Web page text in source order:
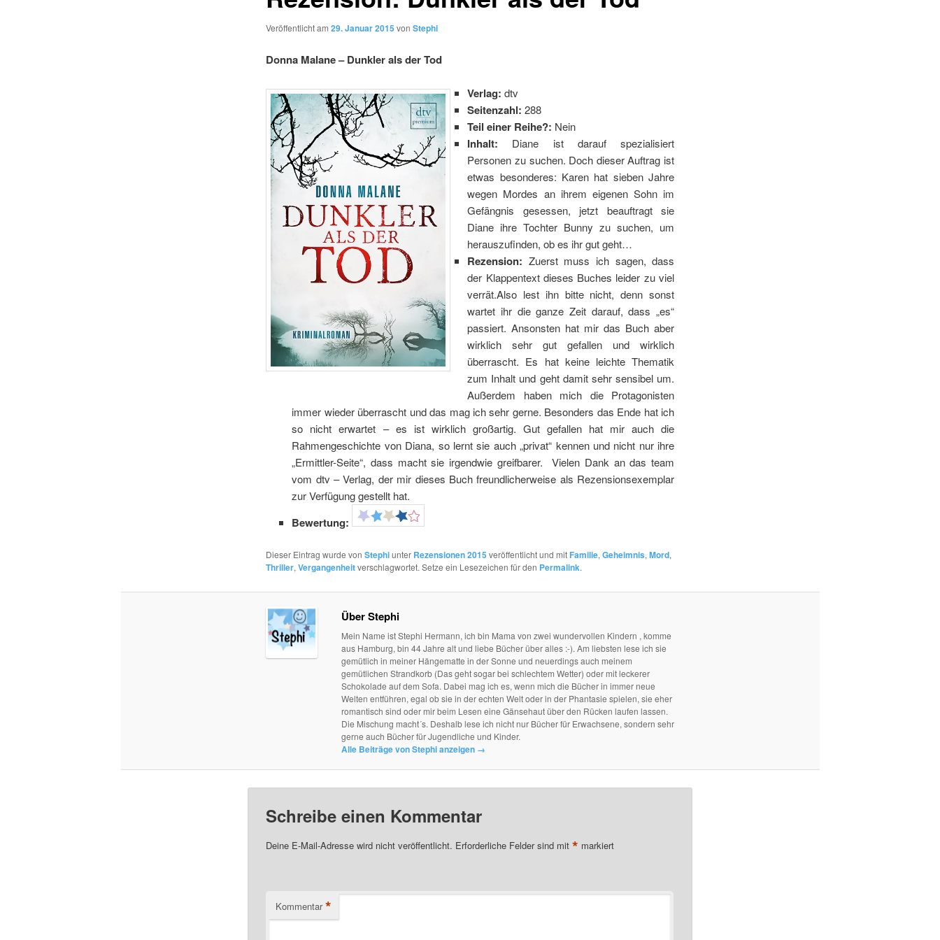
Veröffentlicht am 29. Januar 2015 von Stephi
Donna Malane – Dunkler als der Tod
Verlag:dtv
Seitenzahl:288
Teil einer Reihe?: Nein
Inhalt: Diane ist darauf spezialisiert
Personen zu suchen. Doch dieser Auftrag ist
etwas besonderes: Karen hat sieben Jahre
wegen Mordes an ihrem eigenen Sohn im
Gefängnis gesessen, jetzt beauftragt sie
Diane ihre Tochter Bunny zu suchen, um
herauszufinden, ob es ihr gut geht…
Rezension: Zuerst muss ich sagen, dass
der Klappentext dieses Buches leider zu viel
verrät.Also lest ihn bitte nicht, denn sonst
wartet ihr die ganze Zeit darauf, dass „es“
passiert. Ansonsten hat mir das Buch aber
wirklich sehr gut gefallen und wirklich
überrascht. Es hat keine leichte Thematik
zum Inhalt und geht damit sehr sensibel um.
Außerdem haben mich die Protagonisten
immer wieder überrascht und das mag ich sehr gerne. Besonders das Ende hat ich
so nicht erwartet – es ist wirklich großartig. Gut gefallen hat mir auch die
Rahmengeschichte von Diana, so lernt sie auch „privat“ kennen und nicht nur ihre
„Ermittler-Seite“, dass macht sie irgendwie greifbarer. Vielen Dank an das team
vom dtv – Verlag, der mir dieses Buch freundlicherweise als Rezensionsexemplar
zur Verfügung gestellt hat.
Bewertung:
Dieser Eintrag wurde von Stephiunter Rezensionen 2015 veröffentlicht und mit Familie, Geheimnis, Mord,
Thriller, Vergangenheitverschlagwortet. Setze ein Lesezeichen für den Permalink.
Über Stephi
Mein Name ist Stephi Hermann, ich bin Mama von zwei wundervollen Kindern , komme
aus Hamburg, bin 44 Jahre alt und liebe Bücher über alles :-). Am liebsten lese ich sie
gemütlich in meiner Hängematte in der Sonne und neuerdings auch meinem
gemütlichen Strandkorb (Das geht sogar bei schlechtem Wetter) oder mit leckerer
Schokolade auf dem Sofa. Dabei mag ich es, wenn mich die Bücher in immer neue
Welten entführen, egal ob sie in der echten Welt oder in der Phantasie spielen, sie eher
romantisch sind oder mir beim Lesen eine Gänsehaut über den Rücken laufen lassen.
Die Mischung macht´s. Deshalb lese ich nicht nur Bücher für Erwachsene, sondern sehr
gerne auch Bücher für Jugendliche und Kinder.
Alle Beiträge von Stephi anzeigen →
Schreibe einen Kommentar
Deine E-Mail-Adresse wird nicht veröffentlicht. Erforderliche Felder sind mit * markiert
Kommentar *